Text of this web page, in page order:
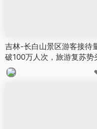
吉林-长白山景区游客接待
破100万人次，旅游复苏势
显